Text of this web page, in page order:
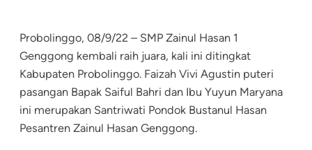
Probolinggo, 08/9/22 – SMP Zainul Hasan 1
Genggong kembali raih juara, kali ini ditingkat
Kabupaten Probolinggo. Faizah Vivi Agustin puteri
pasangan Bapak Saiful Bahri dan Ibu Yuyun Maryana
ini merupakan Santriwati Pondok Bustanul Hasan
Pesantren Zainul Hasan Genggong.